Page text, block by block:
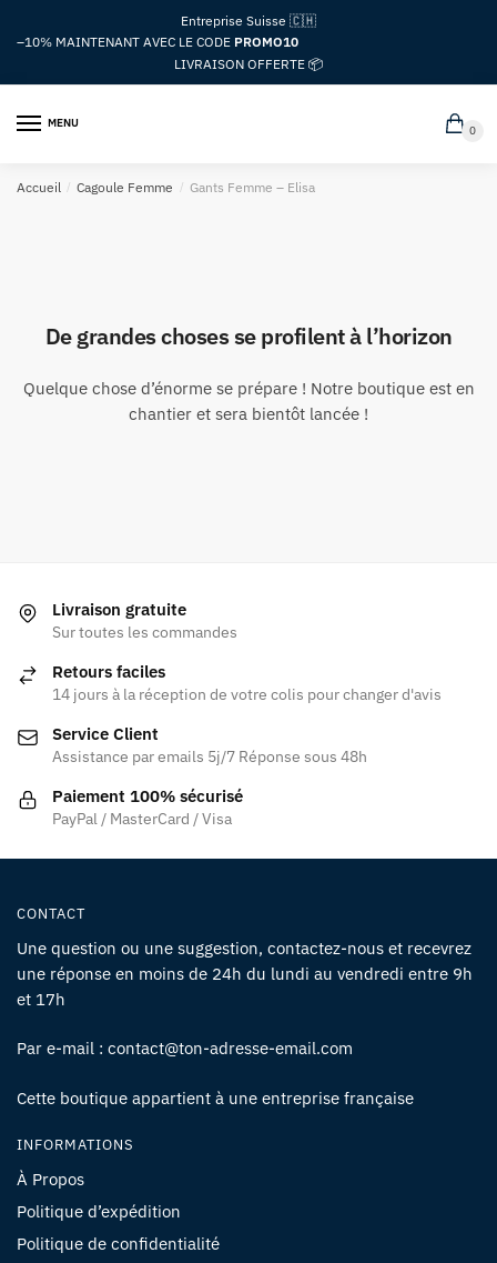
navigation
au
Entreprise Suisse 🇨🇭
–10% MAINTENANT AVEC LE CODE PROMO10
LIVRAISON OFFERTE 📦
MENU
0
Accueil / Cagoule Femme / Gants Femme – Elisa
De grandes choses se profilent à l’horizon
Quelque chose d’énorme se prépare ! Notre boutique est en
chantier et sera bientôt lancée !
Livraison gratuite
Sur toutes les commandes
Retours faciles
14 jours à la réception de votre colis pour changer d'avis
Service Client
Assistance par emails 5j/7 Réponse sous 48h
Paiement 100% sécurisé
PayPal / MasterCard / Visa
CONTACT
Une question ou une suggestion, contactez-nous et recevrez
une réponse en moins de 24h du lundi au vendredi entre 9h
et 17h
Par e-mail : contact@ton-adresse-email.com
Cette boutique appartient à une entreprise française
INFORMATIONS
À Propos
Politique d’expédition
Politique de confidentialité